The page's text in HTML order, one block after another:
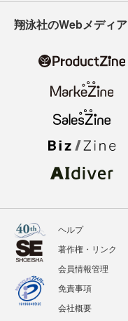
翔泳社のWebメディア
ヘルプ
著作権・リンク
会員情報管理
免責事項
会社概要